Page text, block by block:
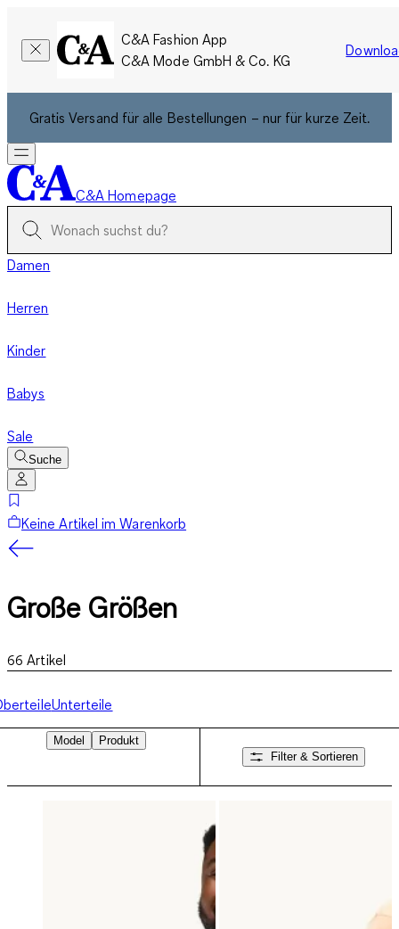
C&A Fashion App
C&A Mode GmbH & Co. KG
Gratis Versand für alle Bestellungen – nur für kurze Zeit.
C&A Homepage
Damen
Herren
Kinder
Babys
Sale
Suche
Keine Artikel im Warenkorb
Große Größen
66 Artikel
Unterteile
Model
Produkt
Filter & Sortieren